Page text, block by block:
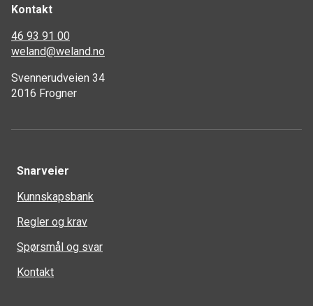
Kontakt
46 93 91 00
weland@weland.no
Svennerudveien 34
2016 Frogner
Snarveier
Kunnskapsbank
Regler og krav
Spørsmål og svar
Kontakt